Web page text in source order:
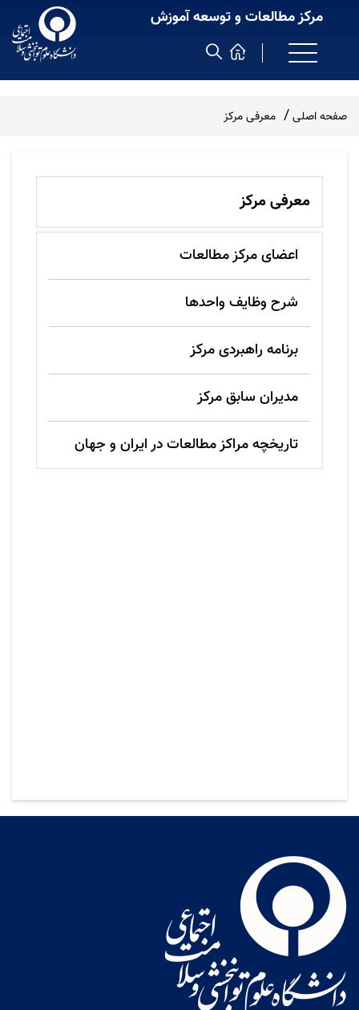
مرکز مطالعات و توسعه آموزش
صفحه اصلی معرفی مرکز
معرفی مرکز
اعضای مرکز مطالعات
شرح وظایف واحدها
برنامه راهبردی مرکز
مدیران سابق مرکز
تاريخچه مراكز مطالعات در ایران و جهان